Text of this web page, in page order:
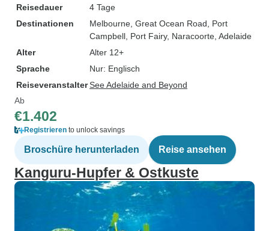
Reisedauer
4 Tage
Destinationen
Melbourne , Great Ocean Road , Port
Campbell , Port Fairy, Naracoorte , Adelaide
Alter
Alter 12+
Sprache
Nur: Englisch
ReiseveranstalterSee Adelaide and Beyond
Ab
€1.402
Registrieren to unlock savings
Broschüre herunterladen Reise ansehen
Kanguru-Hupfer & Ostkuste